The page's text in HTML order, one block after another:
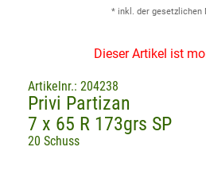
* inkl. der gesetzlichen
Dieser Artikel ist
Artikelnr.: 204238
Privi Partizan
7 x 65 R 173grs SP
20 Schuss